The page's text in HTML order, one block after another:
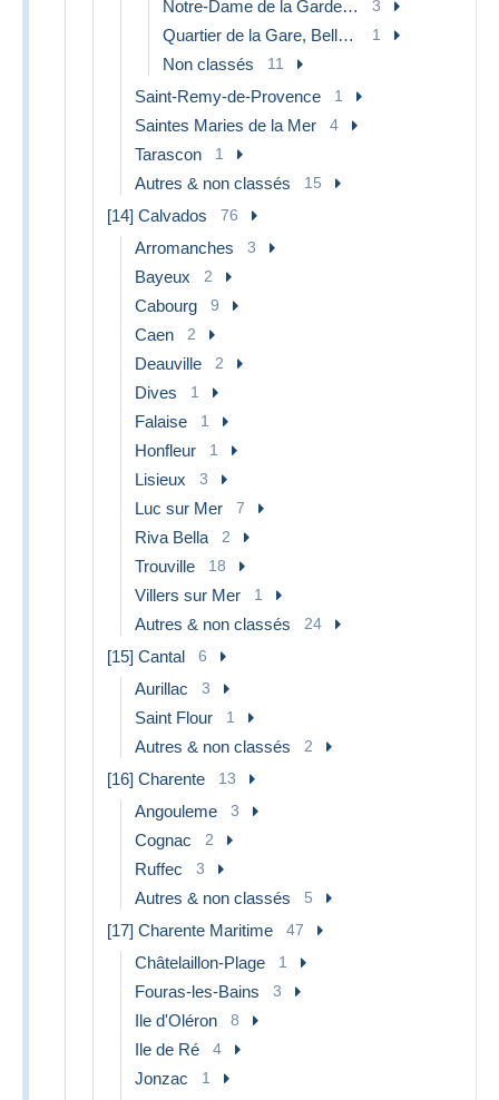
Notre-Dame de la Garde, ascenseur 3
Quartier de la Gare, Belle de Mai, Plombières 1
Non classés 11
Saint-Remy-de-Provence 1
Saintes Maries de la Mer 4
Tarascon 1
Autres & non classés 15
[14] Calvados 76
Arromanches 3
Bayeux 2
Cabourg 9
Caen 2
Deauville 2
Dives 1
Falaise 1
Honfleur 1
Lisieux 3
Luc sur Mer 7
Riva Bella 2
Trouville 18
Villers sur Mer 1
Autres & non classés 24
[15] Cantal 6
Aurillac 3
Saint Flour 1
Autres & non classés 2
[16] Charente 13
Angouleme 3
Cognac 2
Ruffec 3
Autres & non classés 5
[17] Charente Maritime 47
Châtelaillon-Plage 1
Fouras-les-Bains 3
Ile d'Oléron 8
Ile de Ré 4
Jonzac 1